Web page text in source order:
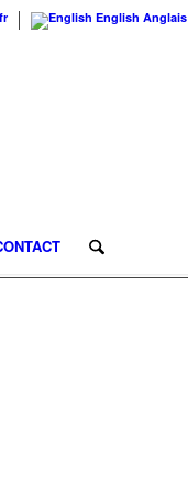
fr English Anglais